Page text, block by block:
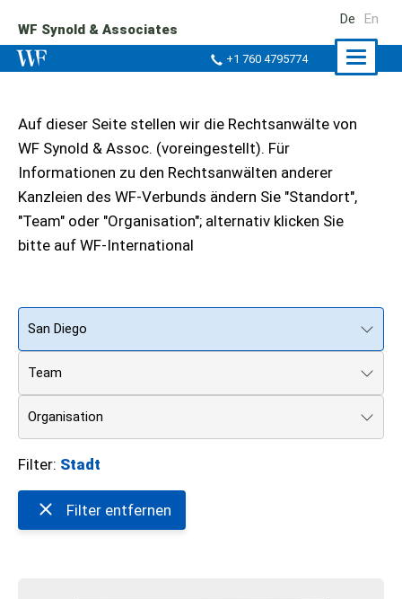
WF Synold & Associates
+1 760 4795774
De En
Auf dieser Seite stellen wir die Rechtsanwälte von
WF Synold & Assoc. (voreingestellt). Für
Informationen zu den Rechtsanwälten anderer
Kanzleien des WF-Verbunds ändern Sie "Standort",
"Team" oder "Organisation"; alternativ klicken Sie
bitte auf WF-International
San Diego
Team
Organisation
Filter: Stadt
Filter entfernen